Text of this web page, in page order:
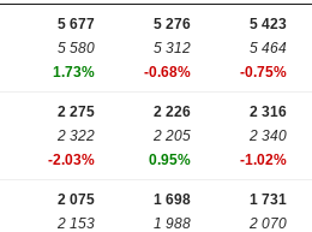
5 677
5 580
1.73%
5 276
5 312
-0.68%
5 423
5 464
-0.75%
2 275
2 322
-2.03%
2 226
2 205
0.95%
2 316
2 340
-1.02%
2 075
2 153
1 698
1 988
1 731
2 070